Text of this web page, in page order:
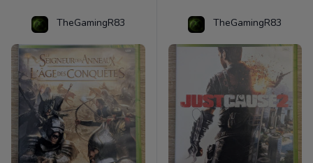
TheGamingR83 TheGamingR83